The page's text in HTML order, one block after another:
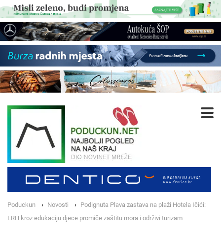
Poduckun Novosti
Podignuta Plava zastava na plaži Hotela Ičići:
LRH kroz edukaciju djece promiče zaštitu mora i održivi turizam